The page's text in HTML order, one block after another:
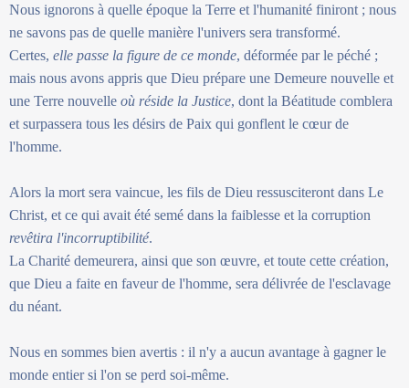
Nous ignorons à quelle époque la Terre et l'humanité finiront ; nous
ne savons pas de quelle manière l'univers sera transformé.
Certes, elle passe la figure de ce monde, déformée par le péché ;
mais nous avons appris que Dieu prépare une Demeure nouvelle et
une Terre nouvelle où réside la Justice, dont la Béatitude comblera
et surpassera tous les désirs de Paix qui gonflent le cœur de
l'homme.
Alors la mort sera vaincue, les fils de Dieu ressusciteront dans Le
Christ, et ce qui avait été semé dans la faiblesse et la corruption
revêtira l'incorruptibilité.
La Charité demeurera, ainsi que son œuvre, et toute cette création,
que Dieu a faite en faveur de l'homme, sera délivrée de l'esclavage
du néant.
Nous en sommes bien avertis : il n'y a aucun avantage à gagner le
monde entier si l'on se perd soi-même.